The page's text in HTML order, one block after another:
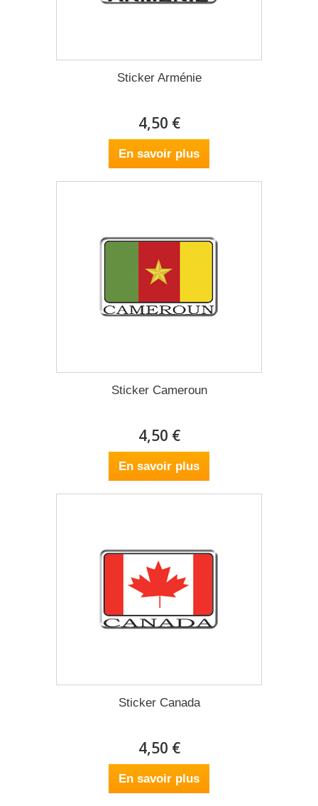
Sticker Arménie
4,50 €
En savoir plus
Sticker Cameroun
4,50 €
En savoir plus
Sticker Canada
4,50 €
En savoir plus